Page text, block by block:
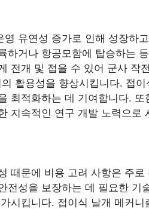
유연성 증가로 인해 성장하
하거나 항공모함에 탑승하는
전개 및 접을 수 있어 군사 작
활용성을 향상시킵니다. 접이
최적화하는 데 기여합니다. 또
지속적인 연구 개발 노력으로
때문에 비용 고려 사항은 주로
전성을 보장하는 데 필요한 기
시킵니다. 접이식 날개 메커니